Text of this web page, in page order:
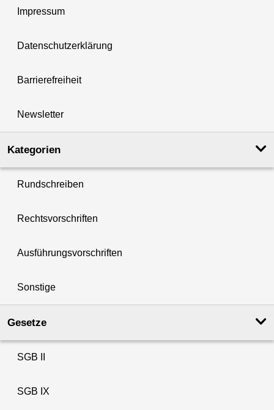
Impressum
Datenschutzerklärung
Barrierefreiheit
Newsletter
Kategorien
Rundschreiben
Rechtsvorschriften
Ausführungsvorschriften
Sonstige
Gesetze
SGB II
SGB IX